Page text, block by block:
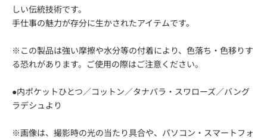
しい伝統技術です。
手仕事の魅力が存分に生かされたアイテムです。
※この製品は強い摩擦や水分等の付着により、色落ち・色移りす
る恐れがあります。ご使用の際はご注意ください。
●内ポケットひとつ／コットン／タナパラ・スワローズ／バング
ラデシュより
※画像は、撮影時の光の当たり具合や、パソコン・スマートフォ